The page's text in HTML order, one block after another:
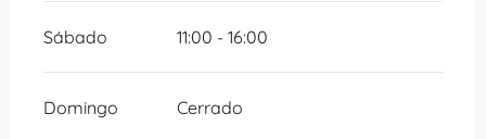
Sábado 11:00 - 16:00
Domingo Cerrado